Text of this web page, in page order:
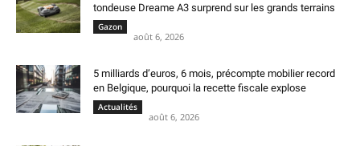
tondeuse Dreame A3 surprend sur les grands terrains
Gazon
août 6, 2026
5 milliards d’euros, 6 mois, précompte mobilier record
en Belgique, pourquoi la recette fiscale explose
Actualités
août 6, 2026